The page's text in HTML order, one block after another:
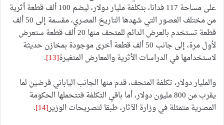
على مساحة 117 فدانا، بتكلفة مليار دولار، ليضم 100 ألف قطعة أثرية
من مختلف العصور التي شهدها التاريخ المصري، مقسمة إلى 50 ألف
قطعة تستخدم بالعرض الدائم للمتحف منها 20 ألف قطعة ستعرض
لأول مرة، إلى جانب 50 ألف قطعة أخرى موجودة بمخازن حديثة
لاستخدامها في الدراسات الأثرية والمعارض المتغيرة[13]
.
والمليار دولار، تكلفة المتحف، قدم منها الجانب الياباني قرضين لما
يقرب من 800 مليون دولار، أما باقي التكلفة فتتحملها الحكومة
المصرية متمثلة في وزارة الآثار، طبقا لتصريحات الوزير[14]
.